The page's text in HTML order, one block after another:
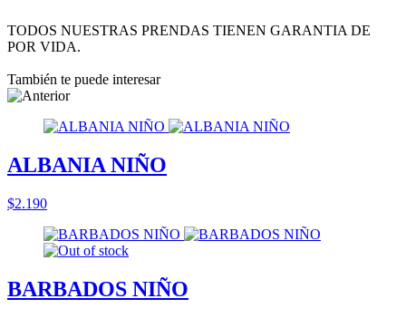
TODOS NUESTRAS PRENDAS TIENEN GARANTIA DE
POR VIDA.
También te puede interesar
ALBANIA NIÑO
$2.190
BARBADOS NIÑO